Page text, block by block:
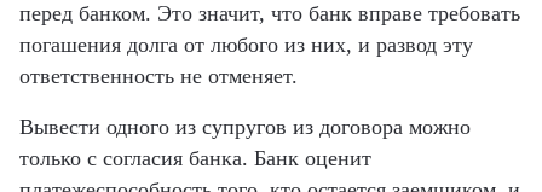
перед банком. Это значит, что банк вправе требовать
погашения долга от любого из них, и развод эту
ответственность не отменяет.
Вывести одного из супругов из договора можно
только с согласия банка. Банк оценит